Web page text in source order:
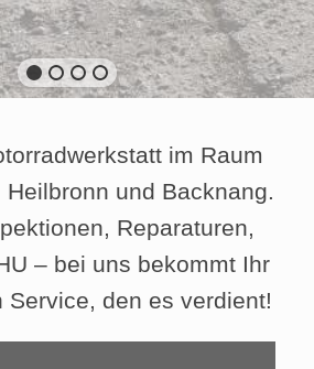
im Raum
Heilbronn und Backnang.
Reparaturen,
– bei uns bekommt Ihr
Service, den es verdient!